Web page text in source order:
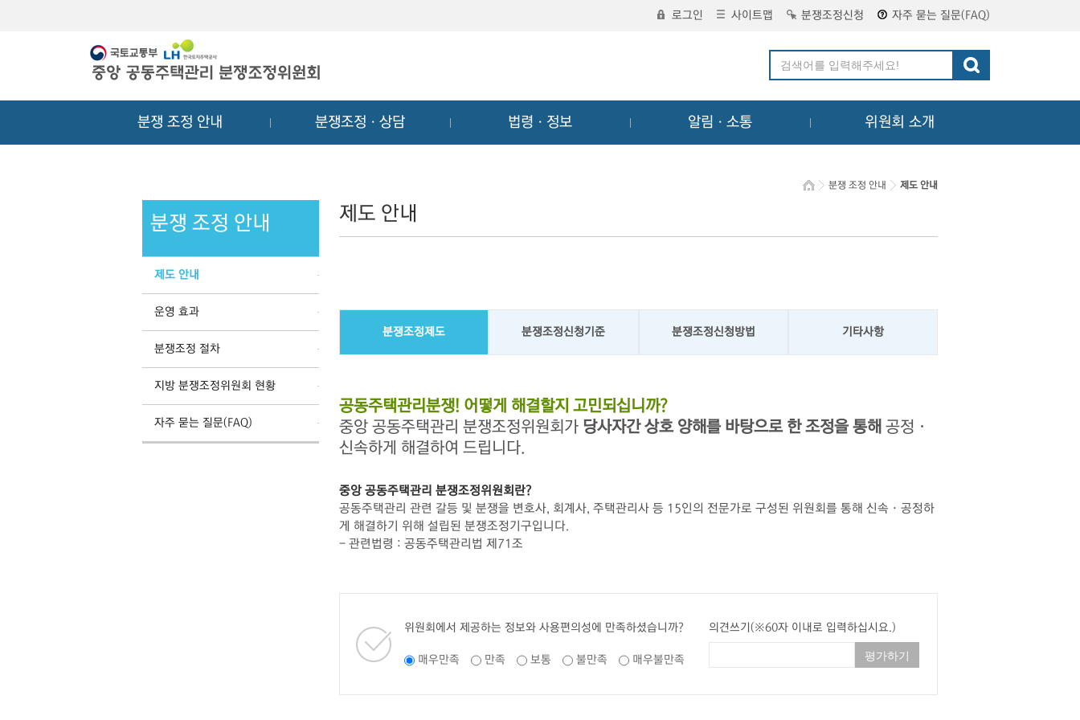
로그인 사이트맵 분쟁조정신청 자주 묻는 질문(FAQ)
분쟁 조정 안내 분쟁조정ㆍ상담 법령ㆍ정보 알림ㆍ소통 위원회 소개
분쟁 조정 안내
제도 안내
운영 효과
분쟁조정 절차
지방 분쟁조정위원회 현황
자주 묻는 질문(FAQ)
분쟁 조정 안내 제도 안내
제도 안내
분쟁조정제도 분쟁조정신청기준 분쟁조정신청방법 기타사항
공동주택관리분쟁! 어떻게 해결할지 고민되십니까?
중앙 공동주택관리 분쟁조정위원회가 당사자간 상호 양해를 바탕으로 한 조정을 통해 공정 ·
신속하게 해결하여 드립니다.
중앙 공동주택관리 분쟁조정위원회란?
공동주택관리 관련 갈등 및 분쟁을 변호사, 회계사, 주택관리사 등 15인의 전문가로 구성된 위원회를 통해 신속 · 공정하
게 해결하기 위해 설립된 분쟁조정기구입니다.
- 관련법령 : 공동주택관리법 제71조
위원회에서 제공하는 정보와 사용편의성에 만족하셨습니까?
매우만족 만족 보통 불만족 매우불만족
의견쓰기(※60자 이내로 입력하십시요.)